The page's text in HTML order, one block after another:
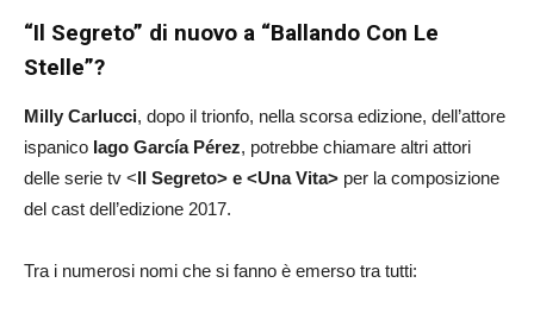
“Il Segreto” di nuovo a “Ballando Con Le
Stelle”?
Milly Carlucci, dopo il trionfo, nella scorsa edizione, dell’attore
ispanico Iago García Pérez, potrebbe chiamare altri attori
delle serie tv <Il Segreto> e <Una Vita> per la composizione
del cast dell’edizione 2017.
Tra i numerosi nomi che si fanno è emerso tra tutti: